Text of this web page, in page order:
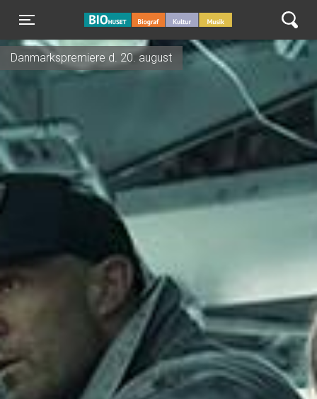
Toggle navigation
BIO Huset Galten
Danmarkspremiere d. 20. august